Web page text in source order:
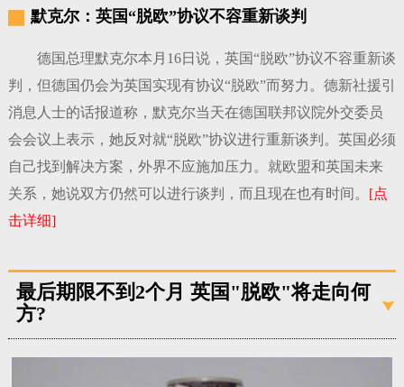
默克尔：英国“脱欧”协议不容重新谈判
德国总理默克尔本月16日说，英国“脱欧”协议不容重新谈
判，但德国仍会为英国实现有协议“脱欧”而努力。德新社援引
消息人士的话报道称，默克尔当天在德国联邦议院外交委员
会会议上表示，她反对就“脱欧”协议进行重新谈判。英国必须
自己找到解决方案，外界不应施加压力。就欧盟和英国未来
关系，她说双方仍然可以进行谈判，而且现在也有时间。 [点
击详细]
最后期限不到2个月 英国"脱欧"将走向何
方?